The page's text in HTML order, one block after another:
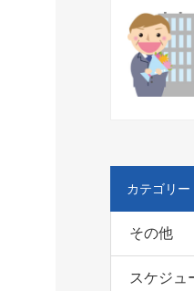
カテゴリー
その他
スケジュ